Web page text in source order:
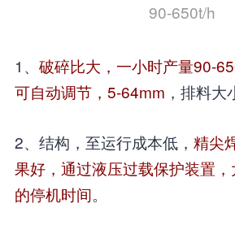
90-650t/h
1、 破碎比大，一小时产量90-
可自动调节，5-64mm ，排料大
2、结构，至运行成本低， 精尖
果好，通过液压过载保护装置
的停机时间。